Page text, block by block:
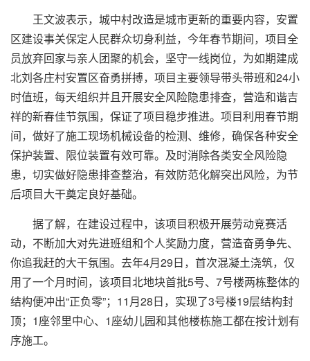
王文波表示，城中村改造是城市更新的重要内容，安置
区建设事关保定人民群众切身利益，今年春节期间，项目全
员放弃回家与亲人团聚的机会，坚守一线岗位，为如期建成
北刘各庄村安置区奋勇拼搏，项目主要领导带头带班和24小
时值班，每天组织并且开展安全风险隐患排查，营造和谐吉
祥的新春佳节氛围，保证了项目稳步推进。项目利用春节期
间，做好了施工现场机械设备的检测、维修，确保各种安全
保护装置、限位装置有效可靠。及时消除各类安全风险隐
患，切实做好隐患排查整治，有效防范化解突出风险，为节
后项目大干奠定良好基础。
据了解，在建设过程中，该项目积极开展劳动竞赛活
动，不断加大对先进班组和个人奖励力度，营造奋勇争先、
你追我赶的大干氛围。去年4月29日，首次混凝土浇筑，仅
用了一个月时间，该项目北地块首批5号、7号楼两栋整体的
结构便冲出“正负零”；11月28日，实现了3号楼19层结构封
顶；1座邻里中心、1座幼儿园和其他楼栋施工都在按计划有
序施工。